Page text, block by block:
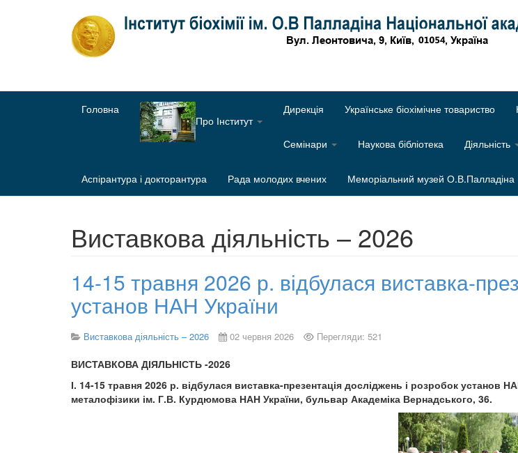
Головна
Про Інститут
Дирекція Українське біохімічне товариство
Семінари Наукова бібліотека Діяльність
Аспірантура і докторантура Рада молодих вчених Меморіальний музей О.В.Палладіна
Виставкова діяльність – 2026
14-15 травня 2026 р. відбулася виставка-
установ НАН України
Виставкова діяльність – 2026 02 червня 2026 Перегляди: 521
ВИСТАВКОВА ДІЯЛЬНІСТЬ -2026
І. 14-15 травня 2026 р. відбулася виставка-презентація досліджень і розробок установ
металофізики ім. Г.В. Курдюмова НАН України, бульвар Академіка Вернадського, 36.